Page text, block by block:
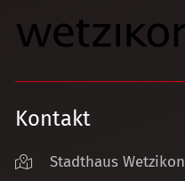
Kontakt
Stadthaus Wetzikon